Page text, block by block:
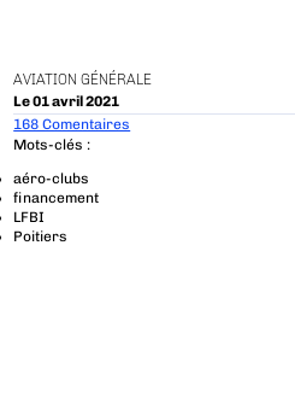
AVIATION GÉNÉRALE
Le 01 avril 2021
168 Comentaires
Mots-clés :
aéro-clubs
financement
LFBI
Poitiers